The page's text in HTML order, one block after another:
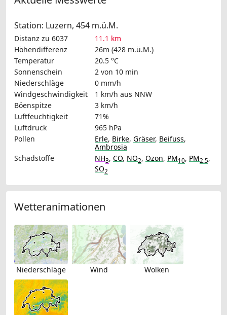
Station: Luzern, 454 m.ü.M.
Distanz zu 6037
11.1 km
Höhendifferenz
26m (428 m.ü.M.)
Temperatur
20.5 °C
Sonnenschein
2 von 10 min
Niederschläge
0 mm/h
Windgeschwindigkeit
1 km/h aus NNW
Böenspitze
3 km/h
Luftfeuchtigkeit
71%
Luftdruck
965 hPa
Pollen
Erle, Birke, Gräser, Beifuss,
Ambrosia
Schadstoffe
NH3, CO, NO2, Ozon, PM10, PM2.5,
SO2
Wetteranimationen
Niederschläge Wind Wolken